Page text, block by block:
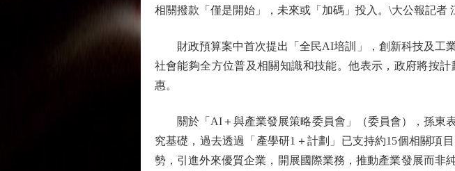
相關撥款「僅是開始」，未來或「加碼」投入。\大公報記者
財政預算案中首次提出「全民AI培訓」，創新科技及工
社會能夠全方位普及相關知識和技能。他表示，政府將按
惠。
關於「AI＋與產業發展策略委員會」（委員會），孫東
究基礎，過去透過「產學研1＋計劃」已支持約15個相關項
勢，引進外來優質企業，開展國際業務，推動產業發展而非